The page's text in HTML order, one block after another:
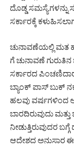
ದೊಡ್ಡ
ಸರ್ಕಾರಕ್ಕೆ
ಚುನಾವಣೆಯಲ್ಲಿ ಮತ
ಗೆ ಚುನಾವಣೆ
ಸರ್ಕಾರದ
ಬ್ಯಾಂಕ್ ಪಾಸ್ ಬುಕ್
ಹಲವು
ಬಾರದಿರುವುದು
ನೀಡುತ್ತಿರುವುದರ
ಆದೇಶದ ಅನುಸಾರ ಈ